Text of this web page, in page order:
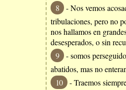
8
- Nos vemos
tribulaciones, pero no
nos hallamos en
desesperados, o sin
9
- somos
abatidos, mas no
10
- Traemos